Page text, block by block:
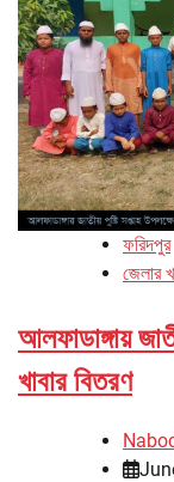
ফরিদপুর
জেলার
আলফাডাঙ্গায়
খাবার বিতরণ